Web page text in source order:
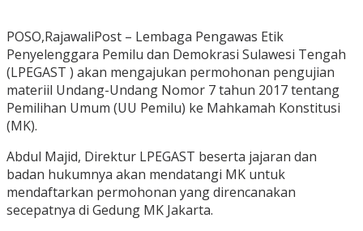
POSO,RajawaliPost – Lembaga Pengawas Etik
Penyelenggara Pemilu dan Demokrasi Sulawesi Tengah
(LPEGAST ) akan mengajukan permohonan pengujian
materiil Undang-Undang Nomor 7 tahun 2017 tentang
Pemilihan Umum (UU Pemilu) ke Mahkamah Konstitusi
(MK).
Abdul Majid, Direktur LPEGAST beserta jajaran dan
badan hukumnya akan mendatangi MK untuk
mendaftarkan permohonan yang direncanakan
secepatnya di Gedung MK Jakarta.